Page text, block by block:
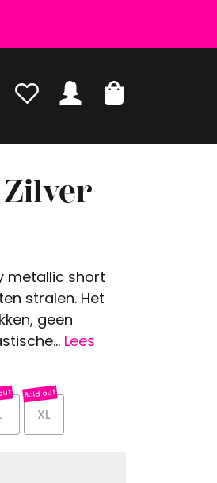
Zilver
metallic short
stralen. Het
geen
Lees
XL